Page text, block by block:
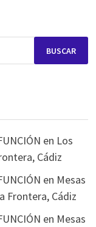
en Los
Cádiz
en Mesas
Frontera, Cádiz
en Mesas